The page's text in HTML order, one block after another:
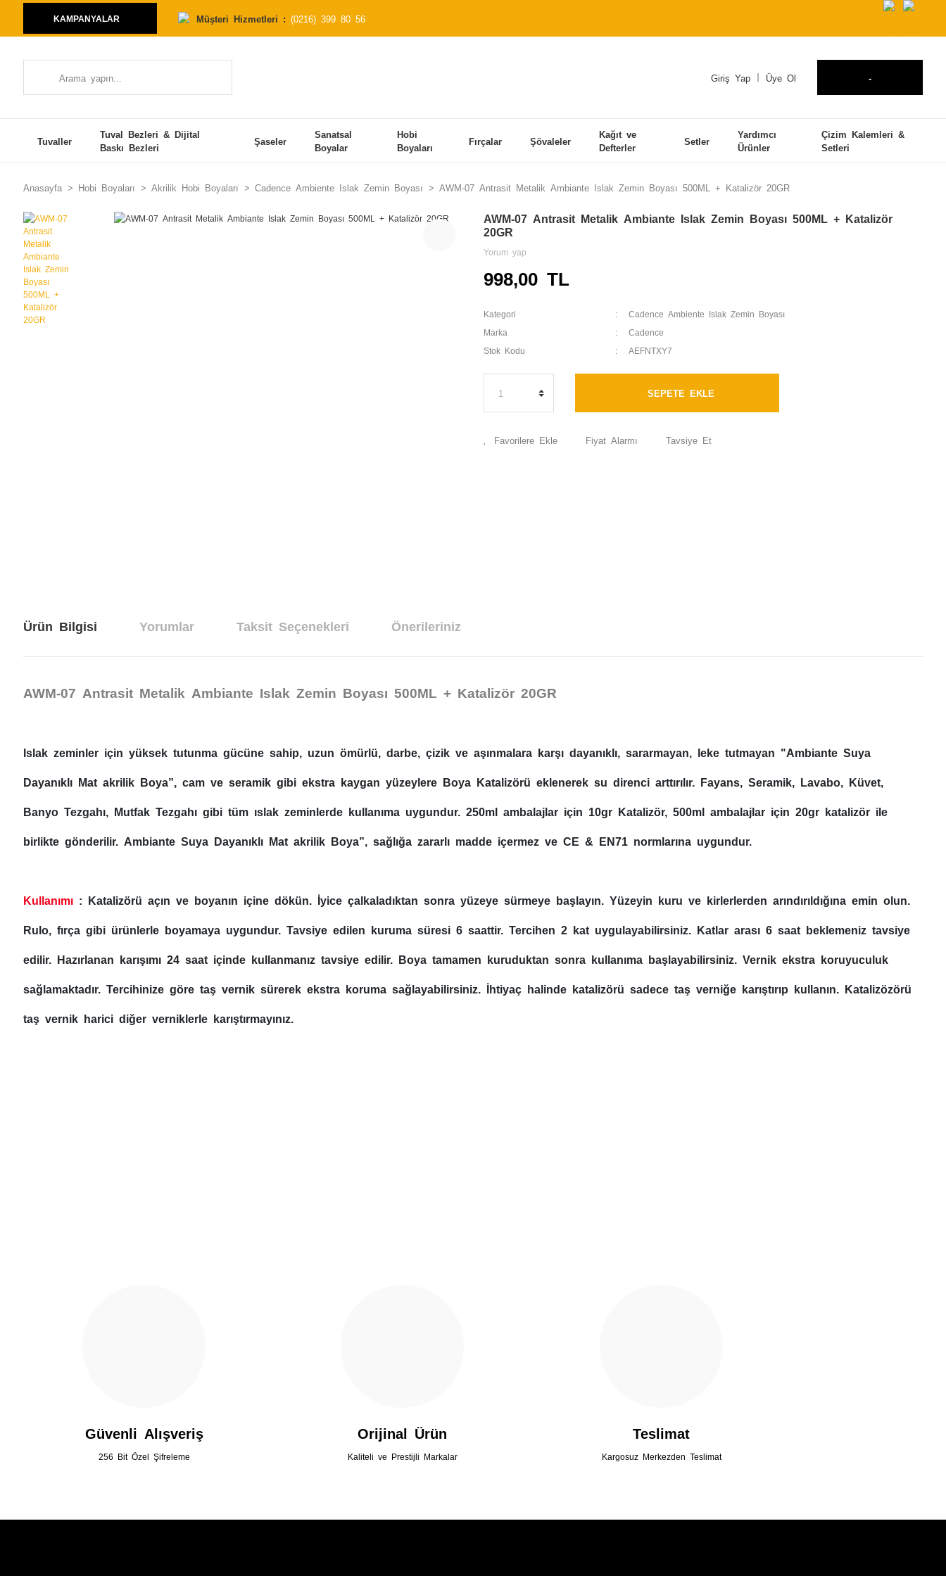
KAMPANYALAR Müşteri Hizmetleri : (0216) 399 80 56
Giriş Yap Üye Ol -
Tuvaller
Tuval Bezleri & Dijital
Baskı Bezleri
Şaseler
Sanatsal
Boyalar
Hobi
Boyaları
Fırçalar Şövaleler
Kağıt ve
Defterler
Setler
Yardımcı
Ürünler
Çizim Kalemleri &
Setleri
Anasayfa Hobi Boyaları Akrilik Hobi Boyaları Cadence Ambiente Islak Zemin Boyası AWM-07 Antrasit Metalik Ambiante Islak Zemin Boyası 500ML + Katalizör 20GR
AWM-07 Antrasit Metalik Ambiante Islak Zemin Boyası 500ML + Katalizör
20GR
Yorum yap
998,00 TL
Kategori Cadence Ambiente Islak Zemin Boyası
Marka Cadence
Stok Kodu AEFNTXY7
SEPETE EKLE
Fiyat Alarmı Tavsiye Et
Ürün Bilgisi Yorumlar Taksit Seçenekleri Önerileriniz
AWM-07 Antrasit Metalik Ambiante Islak Zemin Boyası 500ML + Katalizör 20GR
Islak zeminler için yüksek tutunma gücüne sahip, uzun ömürlü, darbe, çizik ve aşınmalara karşı dayanıklı, sararmayan, leke tutmayan "Ambiante Suya
Dayanıklı Mat akrilik Boya”, cam ve seramik gibi ekstra kaygan yüzeylere Boya Katalizörü eklenerek su direnci arttırılır. Fayans, Seramik, Lavabo, Küvet,
Banyo Tezgahı, Mutfak Tezgahı gibi tüm ıslak zeminlerde kullanıma uygundur. 250ml ambalajlar için 10gr Katalizör, 500ml ambalajlar için 20gr katalizör ile
birlikte gönderilir. Ambiante Suya Dayanıklı Mat akrilik Boya”, sağlığa zararlı madde içermez ve CE & EN71 normlarına uygundur.
Kullanımı : Katalizörü açın ve boyanın içine dökün. İyice çalkaladıktan sonra yüzeye sürmeye başlayın. Yüzeyin kuru ve kirlerlerden arındırıldığına emin olun.
Rulo, fırça gibi ürünlerle boyamaya uygundur. Tavsiye edilen kuruma süresi 6 saattir. Tercihen 2 kat uygulayabilirsiniz. Katlar arası 6 saat beklemeniz tavsiye
edilir. Hazırlanan karışımı 24 saat içinde kullanmanız tavsiye edilir. Boya tamamen kuruduktan sonra kullanıma başlayabilirsiniz. Vernik ekstra koruyuculuk
sağlamaktadır. Tercihinize göre taş vernik sürerek ekstra koruma sağlayabilirsiniz. İhtiyaç halinde katalizörü sadece taş verniğe karıştırıp kullanın. Katalizözörü
taş vernik harici diğer verniklerle karıştırmayınız.
Güvenli Alışveriş
256 Bit Özel Şifreleme
Orijinal Ürün
Kaliteli ve Prestijli Markalar
Teslimat
Kargosuz Merkezden Teslimat